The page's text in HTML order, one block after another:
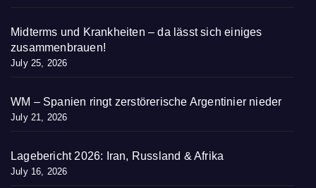
Midterms und Krankheiten – da lässt sich einiges
zusammenbrauen!
July 25, 2026
WM – Spanien ringt zerstörerische Argentinier nieder
July 21, 2026
Lagebericht 2026: Iran, Russland & Afrika
July 16, 2026